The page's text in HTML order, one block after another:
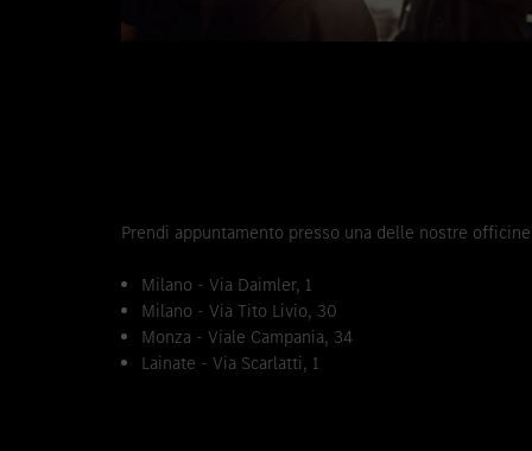
Prendi appuntamento presso una delle nostre
Milano - Via Daimler, 1
Milano - Via Tito Livio, 30
Monza - Viale Campania, 34
Lainate - Via Scarlatti, 1